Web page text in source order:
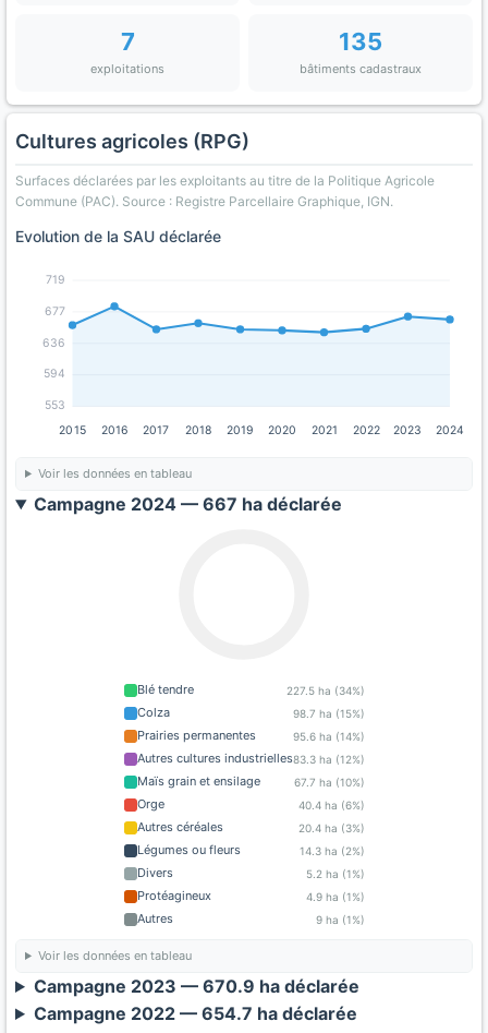
7
exploitations
135
bâtiments cadastraux
Cultures agricoles (RPG)
Surfaces déclarées par les exploitants au titre de la Politique Agricole
Commune (PAC). Source : Registre Parcellaire Graphique, IGN.
Evolution de la SAU déclarée
553
594
636
677
719
2015 2016 2017 2018 2019 2020 2021 2022 2023 2024
Voir les données en tableau
Campagne 2024 — 667 ha déclarée
Blé tendre 227.5 ha (34%)
Colza 98.7 ha (15%)
Prairies permanentes 95.6 ha (14%)
Autres cultures industrielles83.3 ha (12%)
Maïs grain et ensilage 67.7 ha (10%)
Orge 40.4 ha (6%)
Autres céréales 20.4 ha (3%)
Légumes ou fleurs 14.3 ha (2%)
Divers 5.2 ha (1%)
Protéagineux 4.9 ha (1%)
Autres 9 ha (1%)
Voir les données en tableau
Campagne 2023 — 670.9 ha déclarée
Campagne 2022 — 654.7 ha déclarée